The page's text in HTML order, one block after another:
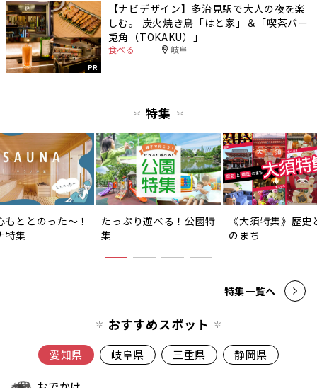
PR
【ナビデザイン】多治見駅で大人の夜を楽
しむ。 炭火焼き鳥「はと家」＆「喫茶バー
兎角（TOKAKU）」
食べる 岐阜
特集
もととのった〜！
特集
たっぷり遊べる！公園特
集
《大須特集》歴史
のまち
特集一覧へ
おすすめスポット
愛知県 岐阜県 三重県 静岡県